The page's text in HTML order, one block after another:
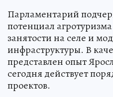
Парламентарий
потенциал
занятости на селе и
инфраструктуры. В
представлен опыт
сегодня действует
проектов.